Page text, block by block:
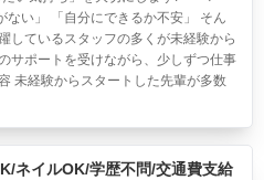
い」 「自分にできるか不安」 そん
しているスタッフの多くが未経験から
サポートを受けながら、少しずつ仕事
未経験からスタートした先輩が多数
ネイルOK/学歴不問/交通費支給